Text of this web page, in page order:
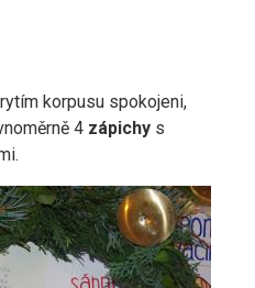
korpusu spokojeni,
4 zápichy s